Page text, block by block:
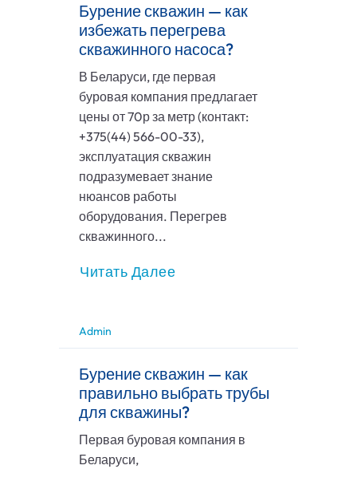
Бурение скважин — как
избежать перегрева
скважинного насоса?
В Беларуси, где первая
буровая компания предлагает
цены от 70р за метр (контакт:
+375(44) 566-00-33),
эксплуатация скважин
подразумевает знание
нюансов работы
оборудования. Перегрев
скважинного...
Читать Далее
Admin
Бурение скважин — как
правильно выбрать трубы
для скважины?
Первая буровая компания в
Беларуси,